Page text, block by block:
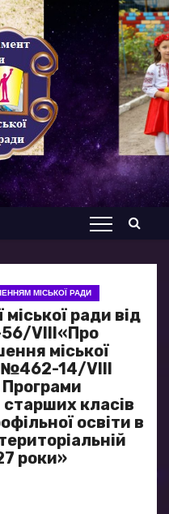
МІСЬКОЇ РАДИ
ради від
VIII«Про
міської
№462-14/VIII
старших класів
освіти в
роки»